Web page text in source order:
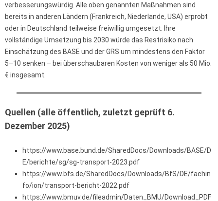
verbesserungswürdig. Alle oben genannten Maßnahmen sind
bereits in anderen Ländern (Frankreich, Niederlande, USA) erprobt
oder in Deutschland teilweise freiwillig umgesetzt. Ihre
vollständige Umsetzung bis 2030 würde das Restrisiko nach
Einschätzung des BASE und der GRS um mindestens den Faktor
5–10 senken – bei überschaubaren Kosten von weniger als 50 Mio.
€ insgesamt.
Quellen (alle öffentlich, zuletzt geprüft 6.
Dezember 2025)
https://www.base.bund.de/SharedDocs/Downloads/BASE/D
E/berichte/sg/sg-transport-2023.pdf
https://www.bfs.de/SharedDocs/Downloads/BfS/DE/fachin
fo/ion/transport-bericht-2022.pdf
https://www.bmuv.de/fileadmin/Daten_BMU/Download_PDF